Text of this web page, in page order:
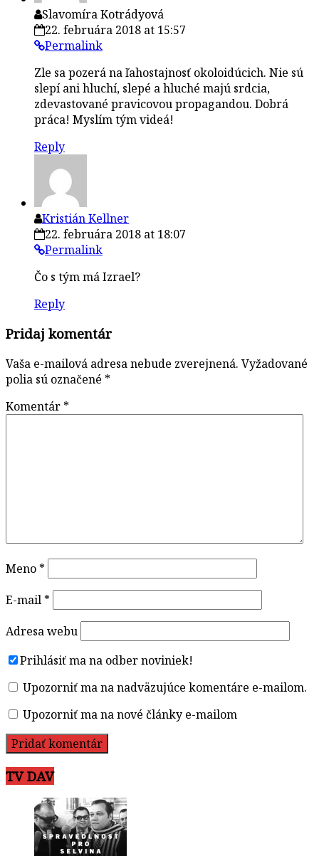
Slavomíra Kotrádyová
22. februára 2018 at 15:57
Permalink
Zle sa pozerá na ľahostajnosť okoloidúcich. Nie sú
slepí ani hluchí, slepé a hluché majú srdcia,
zdevastované pravicovou propagandou. Dobrá
práca! Myslím tým videá!
Reply
Kristián Kellner
22. februára 2018 at 18:07
Permalink
Čo s tým má Izrael?
Reply
Pridaj komentár
Vaša e-mailová adresa nebude zverejnená. Vyžadované
polia sú označené *
Komentár *
Meno *
E-mail *
Adresa webu
Prihlásiť ma na odber noviniek!
Upozorniť ma na nadväzujúce komentáre e-mailom.
Upozorniť ma na nové články e-mailom
TV DAV